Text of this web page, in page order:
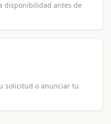
disponibilidad antes de
solicitud o anunciar tu